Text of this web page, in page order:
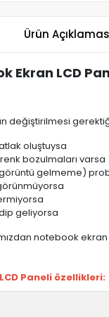
Ürün
Ekran LCD
değiştirilmesi
oluştuysa
bozulmaları varsa
gelmeme)
geliyorsa
notebook
Paneli özellikleri: